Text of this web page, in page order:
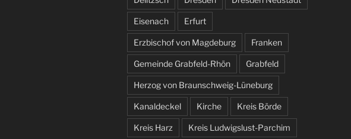
Eisenach Erfurt
Erzbischof von Magdeburg Franken
Gemeinde Grabfeld-Rhön Grabfeld
Herzog von Braunschweig-Lüneburg
Kanaldeckel Kirche Kreis Börde
Kreis Harz Kreis Ludwigslust-Parchim